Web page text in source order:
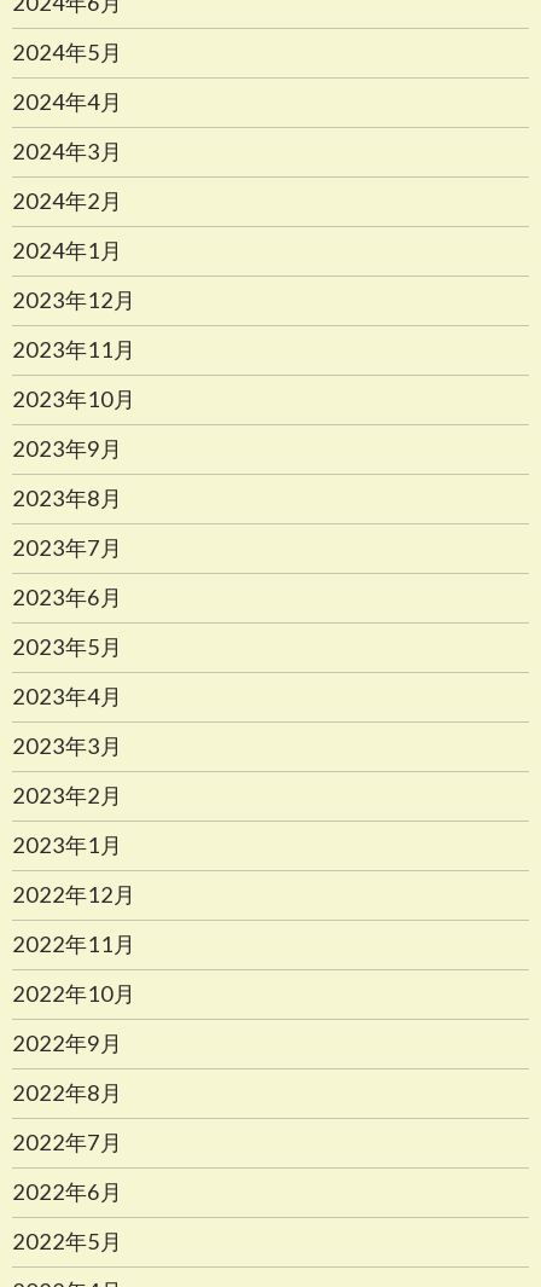
2024年5月
2024年4月
2024年3月
2024年2月
2024年1月
2023年12月
2023年11月
2023年10月
2023年9月
2023年8月
2023年7月
2023年6月
2023年5月
2023年4月
2023年3月
2023年2月
2023年1月
2022年12月
2022年11月
2022年10月
2022年9月
2022年8月
2022年7月
2022年6月
2022年5月